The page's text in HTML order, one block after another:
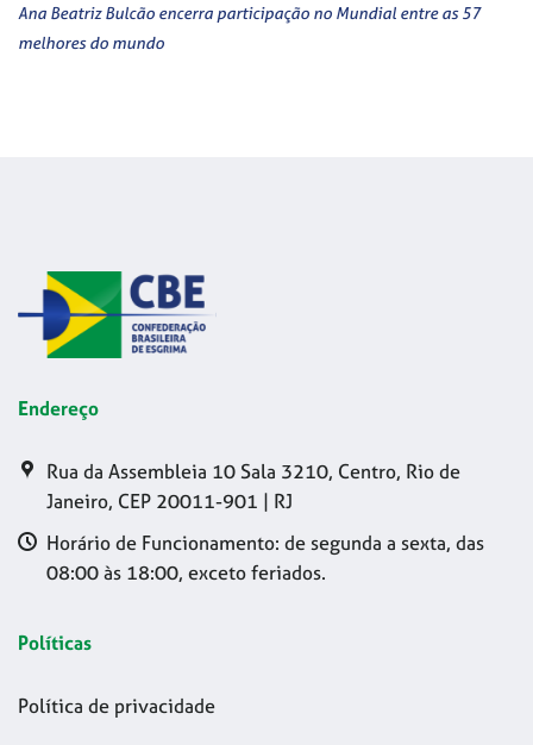
Ana Beatriz Bulcão encerra participação no Mundial entre as 57
melhores do mundo
Endereço
Rua da Assembleia 10 Sala 3210, Centro, Rio de
Janeiro, CEP 20011-901 | RJ
Horário de Funcionamento: de segunda a sexta, das
08:00 às 18:00, exceto feriados.
Políticas
Política de privacidade